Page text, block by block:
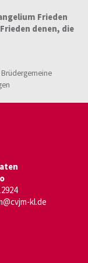
Frieden
denen, die
kl.de